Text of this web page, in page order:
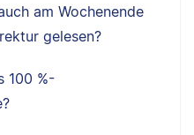
am Wochenende
gelesen?
100 %-